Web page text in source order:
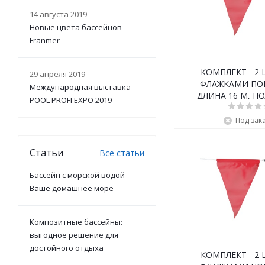
КОМПЛЕКТ - 2
ФЛАЖКАМИ
ДЛИНА 16 M,
Под
КОМПЛЕКТ - 2
14 августа 2019
Новые цвета бассейнов
Franmer
29 апреля 2019
Международная выставка
POOL PROFI EXPO 2019
Статьи Все статьи
Бассейн с морской водой –
Ваше домашнее море
Композитные бассейны:
выгодное решение для
достойного отдыха